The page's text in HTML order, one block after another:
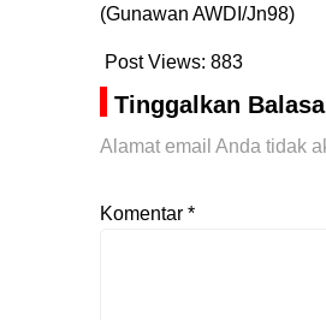
(Gunawan AWDI/Jn98)
Post Views: 883
Tinggalkan
Alamat email Anda tidak
Komentar *